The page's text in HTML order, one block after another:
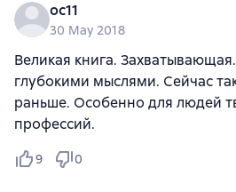
oc11
30 May 2018
Великая книга.
глубокими мыслями. Сейчас
раньше. Особенно для людей
профессий.
9 0